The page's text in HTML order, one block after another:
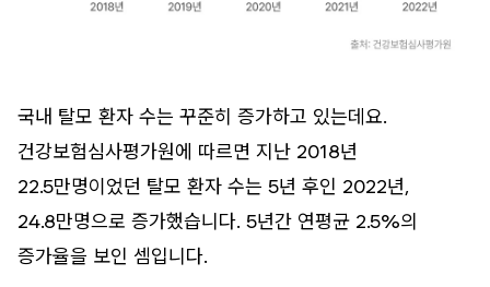
국내 탈모 환자 수는 꾸준히 증가하고 있는데요.
건강보험심사평가원에 따르면 지난 2018년
22.5만명이었던 탈모 환자 수는 5년 후인 2022년,
24.8만명으로 증가했습니다. 5년간 연평균 2.5%의
증가율을 보인 셈입니다.